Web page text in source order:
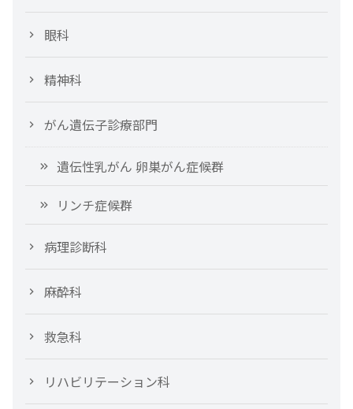
眼科
精神科
がん遺伝子診療部門
遺伝性乳がん 卵巣がん症候群
リンチ症候群
病理診断科
麻酔科
救急科
リハビリテーション科